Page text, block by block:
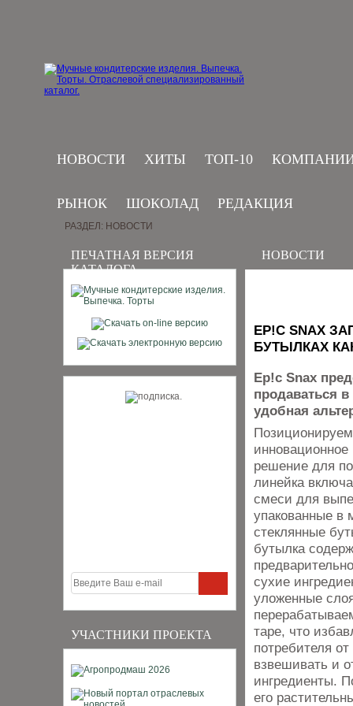
НОВОСТИ ХИТЫ ТОП-10
РЫНОК ШОКОЛАД РЕДАКЦИЯ
ПЕЧАТНАЯ ВЕРСИЯ
КАТАЛОГА
УЧАСТНИКИ ПРОЕКТА
РАЗДЕЛ: НОВОСТИ
НОВОСТИ
EP!C SNAX
БУТЫЛКАХ
Ep!c Snax
продаваться
удобная
решение для
линейка
смеси для
упакованные в
стеклянные
бутылка
сухие
уложенные
таре, что
потребителя
взвешивать и
ингредиенты.
его